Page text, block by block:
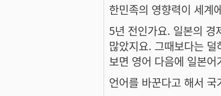
한민족의 영향력이 세계
5년 전인가요. 일본의 경
많았지요. 그때보다는
보면 영어 다음에 일본
언어를 바꾼다고 해서